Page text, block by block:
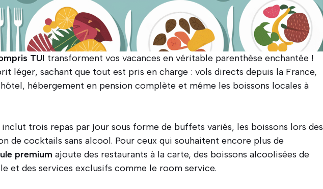
TUI transforment vos vacances en véritable parenthèse enchantée !
léger, sachant que tout est pris en charge : vols directs depuis la France,
hébergement en pension complète et même les boissons locales à
trois repas par jour sous forme de buffets variés, les boissons lors des
de cocktails sans alcool. Pour ceux qui souhaitent encore plus de
premium ajoute des restaurants à la carte, des boissons alcoolisées de
et des services exclusifs comme le room service.